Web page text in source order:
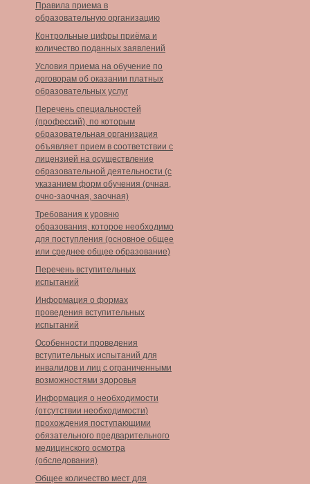
Правила приема в
образовательную организацию
Контрольные цифры приёма и
количество поданных заявлений
Условия приема на обучение по
договорам об оказании платных
образовательных услуг
Перечень специальностей
(профессий), по которым
образовательная организация
объявляет прием в соответствии с
лицензией на осуществление
образовательной деятельности (с
указанием форм обучения (очная,
очно-заочная, заочная)
Требования к уровню
образования, которое необходимо
для поступления (основное общее
или среднее общее образование)
Перечень вступительных
испытаний
Информация о формах
проведения вступительных
испытаний
Особенности проведения
вступительных испытаний для
инвалидов и лиц с ограниченными
возможностями здоровья
Информация о необходимости
(отсутствии необходимости)
прохождения поступающими
обязательного предварительного
медицинского осмотра
(обследования)
Общее количество мест для